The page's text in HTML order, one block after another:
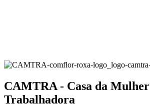
CAMTRA - Casa da Mulher
Trabalhadora